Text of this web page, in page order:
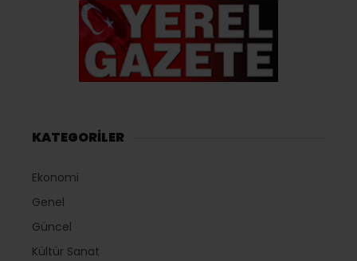
KATEGORİLER
Ekonomi
Genel
Güncel
Kültür Sanat